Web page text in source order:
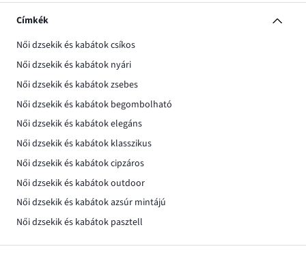
Címkék
Női dzsekik és kabátok csíkos
Női dzsekik és kabátok nyári
Női dzsekik és kabátok zsebes
Női dzsekik és kabátok begombolható
Női dzsekik és kabátok elegáns
Női dzsekik és kabátok klasszikus
Női dzsekik és kabátok cipzáros
Női dzsekik és kabátok outdoor
Női dzsekik és kabátok azsúr mintájú
Női dzsekik és kabátok pasztell